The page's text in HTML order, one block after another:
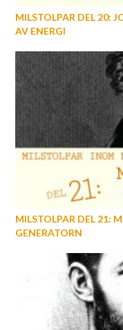
MILSTOLPAR DEL 20:
AV ENERGI
MILSTOLPAR DEL 21:
GENERATORN